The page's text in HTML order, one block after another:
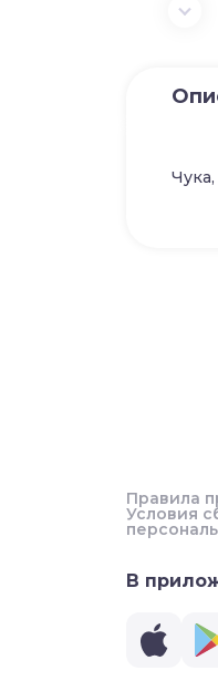
Правила
Условия
В